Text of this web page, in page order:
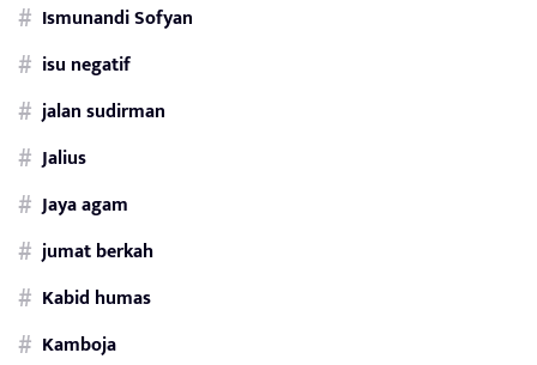
Ismunandi Sofyan
isu negatif
jalan sudirman
Jalius
Jaya agam
jumat berkah
Kabid humas
Kamboja